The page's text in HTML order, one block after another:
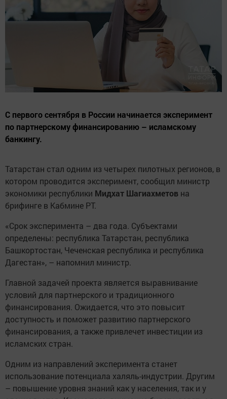
С первого сентября в России начинается эксперимент
по партнерскому финансированию – исламскому
банкингу.
Татарстан стал одним из четырех пилотных регионов, в
котором проводится эксперимент, сообщил министр
экономики республики Мидхат Шагиахметов на
брифинге в Кабмине РТ.
«Срок эксперимента – два года. Субъектами
определены: республика Татарстан, республика
Башкортостан, Чеченская республика и республика
Дагестан», – напомнил министр.
Главной задачей проекта является выравнивание
условий для партнерского и традиционного
финансирования. Ожидается, что это повысит
доступность и поможет развитию партнерского
финансирования, а также привлечет инвестиции из
исламских стран.
Одним из направлений эксперимента станет
использование потенциала халяль-индустрии. Другим
– повышение уровня знаний как у населения, так и у